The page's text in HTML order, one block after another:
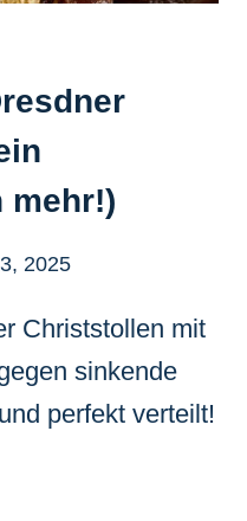
mehr!)
2025
Christstollen mit
sinkende
perfekt verteilt!